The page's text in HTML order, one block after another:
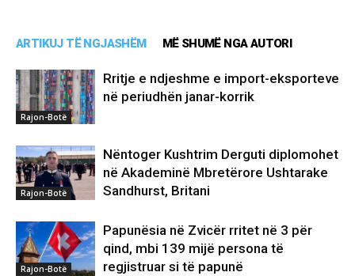
ARTIKUJ TË NGJASHËM MË SHUMË NGA AUTORI
Rajon-Botë
Rritje e ndjeshme e import-eksporteve
në periudhën janar-korrik
Rajon-Botë
Nëntoger Kushtrim Derguti diplomohet
në Akademinë Mbretërore Ushtarake
Sandhurst, Britani
Rajon-Botë
Papunësia në Zvicër rritet në 3 për
qind, mbi 139 mijë persona të
regjistruar si të papunë